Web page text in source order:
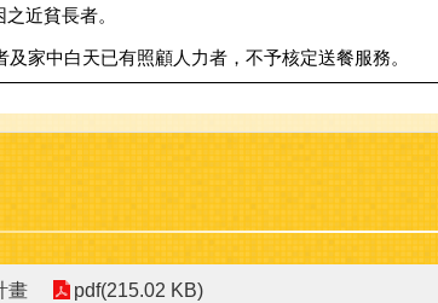
近貧長者。
家中白天已有照顧人力者，不予核定送餐服務。
畫 pdf(215.02 KB)